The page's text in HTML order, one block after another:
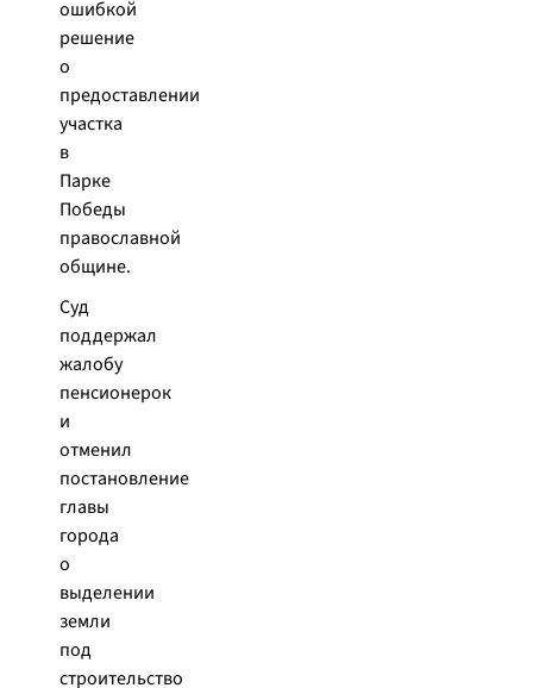
ошибкой
решение
о
предоставлении
участка
в
Парке
Победы
православной
общине.
Cуд
поддержал
жалобу
пенсионерок
и
отменил
постановление
главы
города
о
выделении
земли
под
строительство